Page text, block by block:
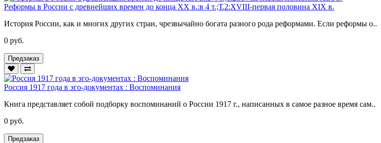
Реформы в России с древнейших времен до конца ХХ в.:в 4 т.;Т.2:XVIII-первая половина XIX в.
История России, как и многих других стран, чрезвычайно богата разного рода реформами. Если реформы о..
0 руб.
Предзаказ
Россия 1917 года в эго-документах : Воспоминания
Книга представляет собой подборку воспоминаний о России 1917 г., написанных в самое разное время сам..
0 руб.
Предзаказ